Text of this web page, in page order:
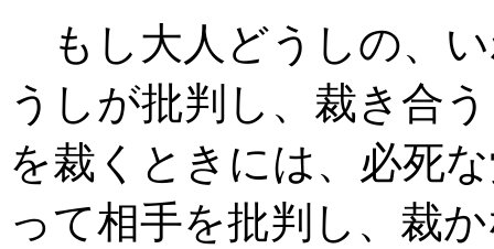
もし大人どうしの、
うしが批判し、裁き合
を裁くときには、必死
って相手を批判し、裁